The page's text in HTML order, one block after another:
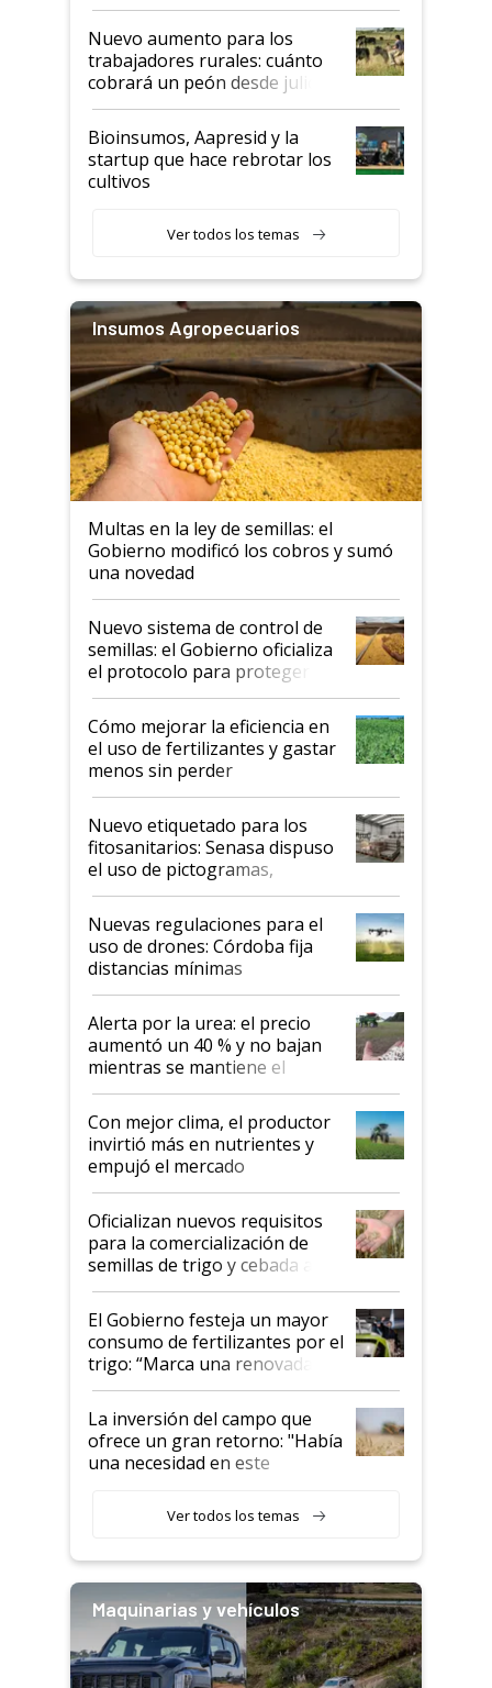
Nuevo aumento para los
trabajadores rurales: cuánto
cobrará un peón desde julio
Bioinsumos, Aapresid y la
startup que hace rebrotar los
cultivos
Ver todos los temas
Insumos Agropecuarios
Multas en la ley de semillas: el
Gobierno modificó los cobros y sumó
una novedad
Nuevo sistema de control de
semillas: el Gobierno oficializa
el protocolo para proteger la
propiedad intelectual
Cómo mejorar la eficiencia en
el uso de fertilizantes y gastar
menos sin perder
productividad en la campaña
fina
Nuevo etiquetado para los
fitosanitarios: Senasa dispuso
el uso de pictogramas,
palabras de advertencia e
indicaciones
Nuevas regulaciones para el
uso de drones: Córdoba fija
distancias mínimas
Alerta por la urea: el precio
aumentó un 40 % y no bajan
mientras se mantiene el
conflicto en Medio Oriente
Con mejor clima, el productor
invirtió más en nutrientes y
empujó el mercado
Oficializan nuevos requisitos
para la comercialización de
semillas de trigo y cebada a
granel
El Gobierno festeja un mayor
consumo de fertilizantes por el
trigo: “Marca una renovada
confianza de los productores”
La inversión del campo que
ofrece un gran retorno: "Había
una necesidad en este
Ver todos los temas
Maquinarias y vehículos